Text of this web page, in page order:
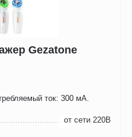
Gezatone
ток: 300 мА.
от сети 220В